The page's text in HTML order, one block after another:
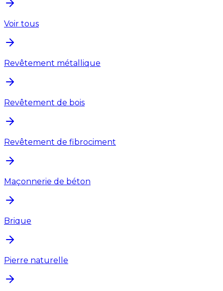
Voir tous
Revêtement métallique
Revêtement de bois
Revêtement de fibrociment
Maçonnerie de béton
Brique
Pierre naturelle